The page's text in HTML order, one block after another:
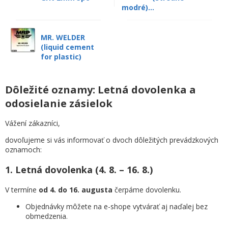
modré)...
MR. WELDER
(liquid cement
for plastic)
Dôležité oznamy: Letná dovolenka a
odosielanie zásielok
Vážení zákazníci,
dovoľujeme si vás informovať o dvoch dôležitých prevádzkových
oznamoch:
1. Letná dovolenka (4. 8. – 16. 8.)
V termíne od 4. do 16. augusta čerpáme dovolenku.
Objednávky môžete na e-shope vytvárať aj naďalej bez
obmedzenia.